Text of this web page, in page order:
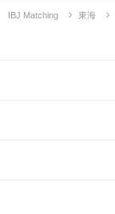
IBJ Matching 東海